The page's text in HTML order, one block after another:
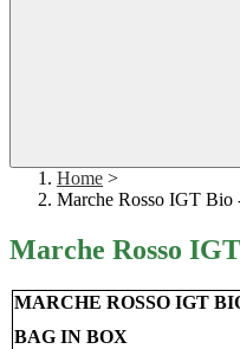
Home >
Marche Rosso IGT Bio
Marche Rosso
MARCHE ROSSO IGT
BAG IN BOX